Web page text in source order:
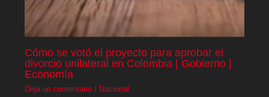
Cómo se votó el proyecto para aprobar el
divorcio unilateral en Colombia | Gobierno |
Economía
Deja un comentario / Nacional